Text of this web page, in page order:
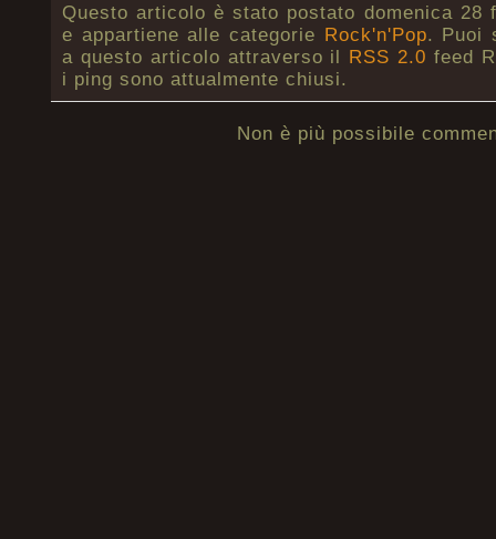
Questo articolo è stato postato domenica 28
e appartiene alle categorie Rock'n'Pop. Puoi
a questo articolo attraverso il RSS 2.0 feed
i ping sono attualmente chiusi.
Non è più possibile